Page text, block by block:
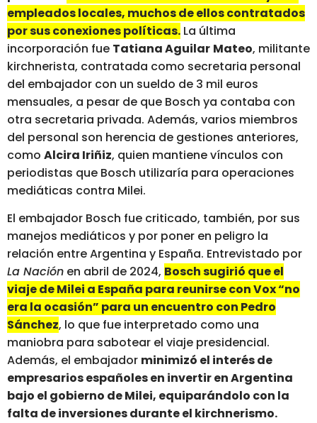
empleados locales, muchos de ellos contratados
por sus conexiones políticas. La última
incorporación fue Tatiana Aguilar Mateo, militante
kirchnerista, contratada como secretaria personal
del embajador con un sueldo de 3 mil euros
mensuales, a pesar de que Bosch ya contaba con
otra secretaria privada. Además, varios miembros
del personal son herencia de gestiones anteriores,
como Alcira Iriñiz, quien mantiene vínculos con
periodistas que Bosch utilizaría para operaciones
mediáticas contra Milei.
El embajador Bosch fue criticado, también, por sus
manejos mediáticos y por poner en peligro la
relación entre Argentina y España. Entrevistado por
La Nación en abril de 2024, Bosch sugirió que el
viaje de Milei a España para reunirse con Vox “no
era la ocasión” para un encuentro con Pedro
Sánchez, lo que fue interpretado como una
maniobra para sabotear el viaje presidencial.
Además, el embajador minimizó el interés de
empresarios españoles en invertir en Argentina
bajo el gobierno de Milei, equiparándolo con la
falta de inversiones durante el kirchnerismo.